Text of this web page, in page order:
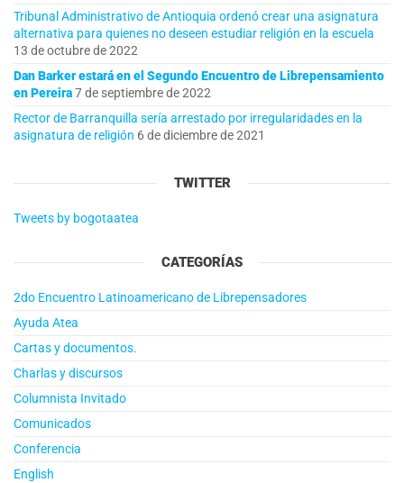
Tribunal Administrativo de Antioquia ordenó crear una asignatura
alternativa para quienes no deseen estudiar religión en la escuela
13 de octubre de 2022
Dan Barker estará en el Segundo Encuentro de Librepensamiento
en Pereira7 de septiembre de 2022
Rector de Barranquilla sería arrestado por irregularidades en la
asignatura de religión 6 de diciembre de 2021
TWITTER
Tweets by bogotaatea
CATEGORÍAS
2do Encuentro Latinoamericano de Librepensadores
Ayuda Atea
Cartas y documentos.
Charlas y discursos
Columnista Invitado
Comunicados
Conferencia
English